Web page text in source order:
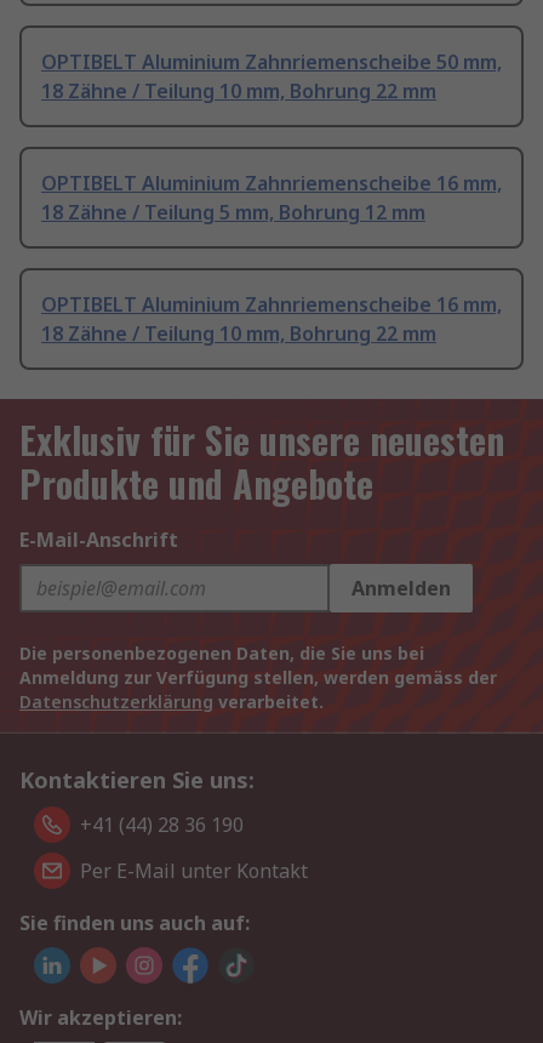
OPTIBELT Aluminium Zahnriemenscheibe 50 mm,
18 Zähne / Teilung 10 mm, Bohrung 22 mm
OPTIBELT Aluminium Zahnriemenscheibe 16 mm,
18 Zähne / Teilung 5 mm, Bohrung 12 mm
OPTIBELT Aluminium Zahnriemenscheibe 16 mm,
18 Zähne / Teilung 10 mm, Bohrung 22 mm
Exklusiv für Sie unsere neuesten
Produkte und Angebote
E-Mail-Anschrift
Anmelden
Die personenbezogenen Daten, die Sie uns bei
Anmeldung zur Verfügung stellen, werden gemäss der
Datenschutzerklärung verarbeitet.
Kontaktieren Sie uns:
+41 (44) 28 36 190
Per E-Mail unter Kontakt
Sie finden uns auch auf:
Wir akzeptieren: